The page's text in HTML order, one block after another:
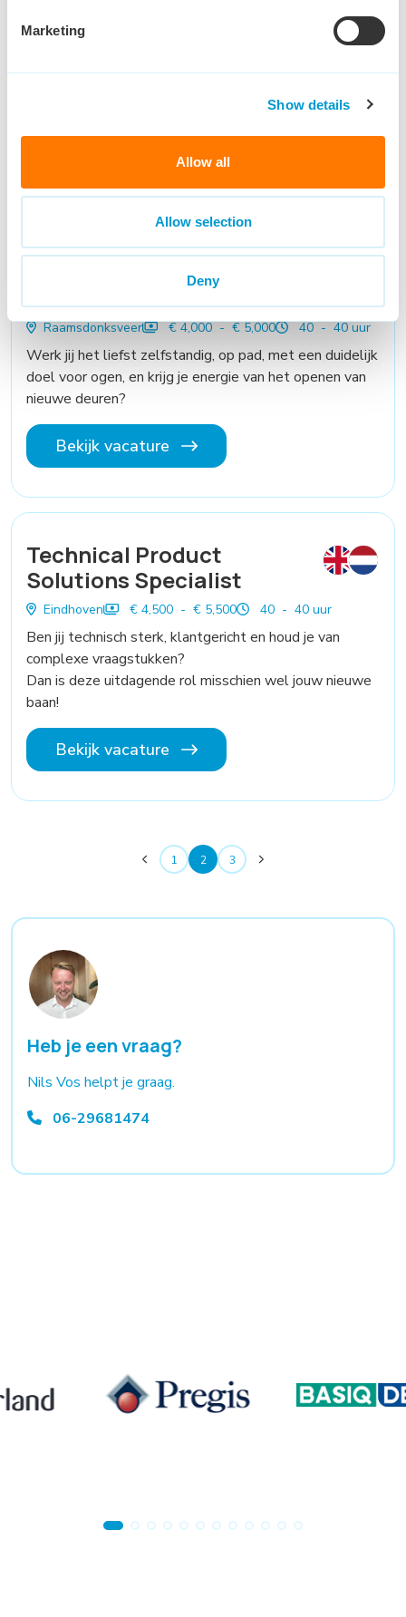
Marketing
Show details
Allow all
Allow selection
Deny
Are you ready to be the go-to person for our
solving problems, and making things run smoothly?
Then keep reading — this might just be your next
Accountmanager
Buitendienst
Raamsdonksveer € 4,000 - € 5,000 40 - 40 uur
Werk jij het liefst zelfstandig, op pad, met een duidelijk
doel voor ogen, en krijg je energie van het openen van
nieuwe deuren?
Bekijk vacature
Technical Product
Solutions Specialist
Eindhoven € 4,500 - € 5,500 40 - 40 uur
Ben jij technisch sterk, klantgericht en houd je van
complexe vraagstukken?
Dan is deze uitdagende rol misschien wel jouw nieuwe
baan!
Bekijk vacature
1 2 3
Heb je een vraag?
Nils Vos helpt je graag.
06-29681474